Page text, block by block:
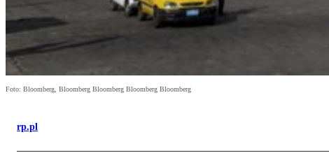
Foto: Bloomberg, Bloomberg Bloomberg Bloomberg Bloomberg
rp.pl